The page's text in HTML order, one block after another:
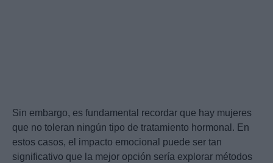
Sin embargo, es fundamental recordar que hay mujeres
que no toleran ningún tipo de tratamiento hormonal. En
estos casos, el impacto emocional puede ser tan
significativo que la mejor opción sería explorar métodos